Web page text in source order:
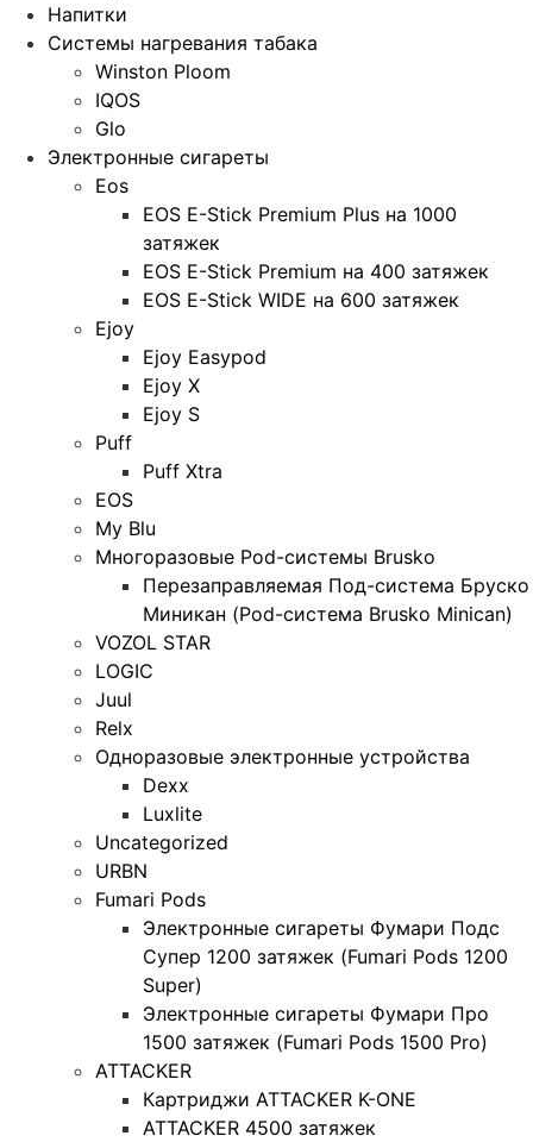
Напитки
Системы нагревания табака
Winston Ploom
IQOS
Glo
Электронные сигареты
Eos
EOS E-Stick Premium Plus на 1000
затяжек
EOS E-Stick Premium на 400 затяжек
EOS E-Stick WIDE на 600 затяжек
Ejoy
Ejoy Easypod
Ejoy X
Ejoy S
Puff
Puff Xtra
EOS
My Blu
Многоразовые Pod-системы Brusko
Перезаправляемая Под-система Бруско
Миникан (Pod-система Brusko Minican)
VOZOL STAR
LOGIC
Juul
Relx
Одноразовые электронные устройства
Dexx
Luxlite
Uncategorized
URBN
Fumari Pods
Электронные сигареты Фумари Подс
Супер 1200 затяжек (Fumari Pods 1200
Super)
Электронные сигареты Фумари Про
1500 затяжек (Fumari Pods 1500 Pro)
ATTACKER
Картриджи ATTACKER K-ONE
ATTACKER 4500 затяжек